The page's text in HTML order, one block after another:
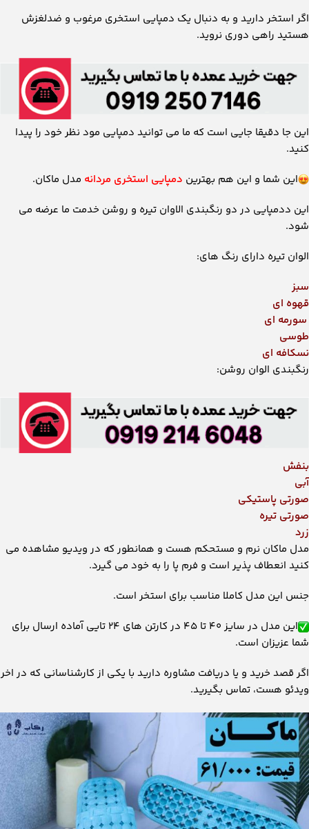
اگر استخر دارید و به دنبال یک دمپایی استخری مرغوب و ضدلغزش
هستید راهی دوری نروید.
این جا دقیقا جایی است که ما می توانید دمپایی مود نظر خود را پیدا
کنید.
این شما و این هم بهترین دمپایی استخری مردانه مدل ماکان.
این ددمپایی در دو رنگبندی الاوان تیره و روشن خدمت ما عرضه می
شود.
الوان تیره دارای رنگ های:
سبز
قهوه ای
سورمه ای
طوسی
نسکافه ای
رنگبندی الوان روشن:
بنفش
آبی
صورتی پاستیکی
صورتی تیره
زرد
مدل ماکان نرم و مستحکم هست و همانطور که در ویدیو مشاهده می
کنید انعطاف پذیر است و فرم پا را به خود می گیرد.
جنس این مدل کاملا مناسب برای استخر است.
این مدل در سایز ۴۰ تا ۴۵ در کارتن های ۲۴ تایی آماده ارسال برای
شما عزیزان است.
اگر قصد خرید و یا دریافت مشاوره دارید با یکی از کارشناسانی که در اخر
ویدئو هست، تماس بگیرید.